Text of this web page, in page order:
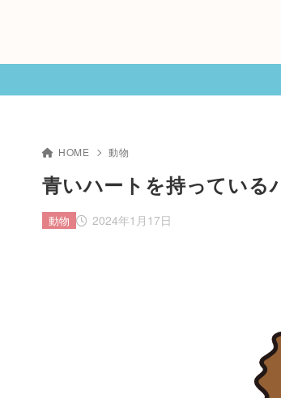
HOME 動物
青いハートを持っている
2024年1月17日
動物